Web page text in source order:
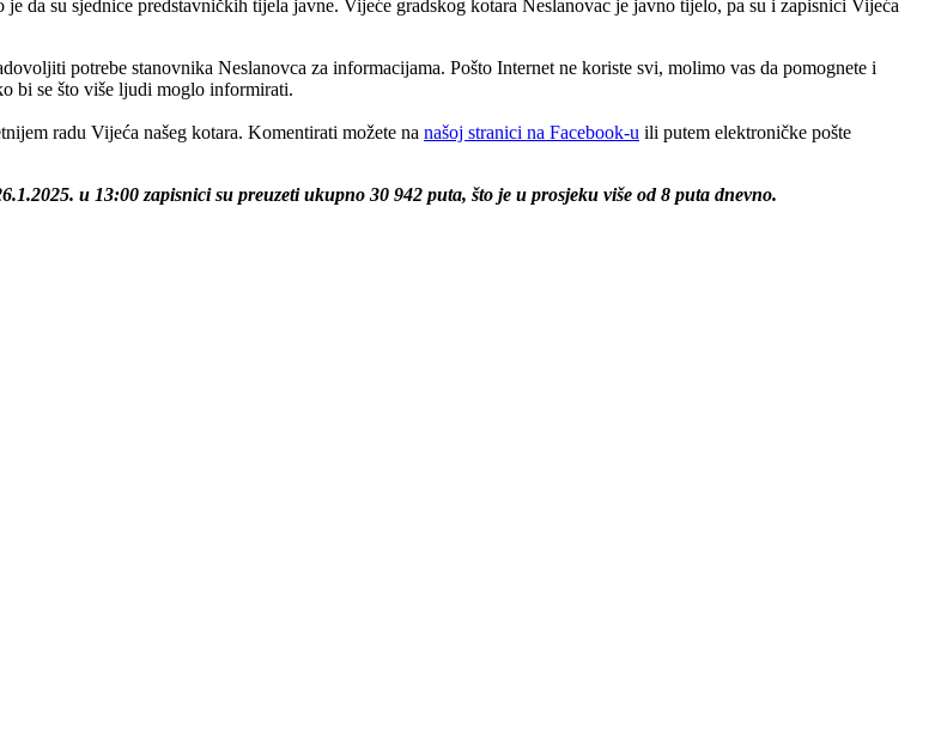
da su sjednice predstavničkih tijela javne. Vijeće gradskog kotara Neslanovac je javno tijelo, pa su i zapisnici Vijeća
potrebe stanovnika Neslanovca za informacijama. Pošto Internet ne koriste svi, molimo vas da pomognete i
bi se što više ljudi moglo informirati.
radu Vijeća našeg kotara. Komentirati možete na našoj stranici na Facebook-u ili putem elektroničke pošte
.1.2025. u 13:00 zapisnici su preuzeti ukupno 30 942 puta, što je u prosjeku više od 8 puta dnevno.